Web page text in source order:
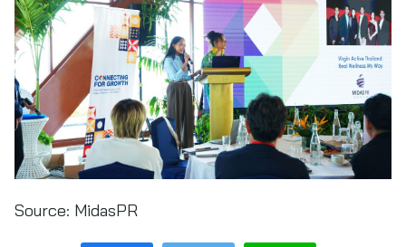
Source: MidasPR